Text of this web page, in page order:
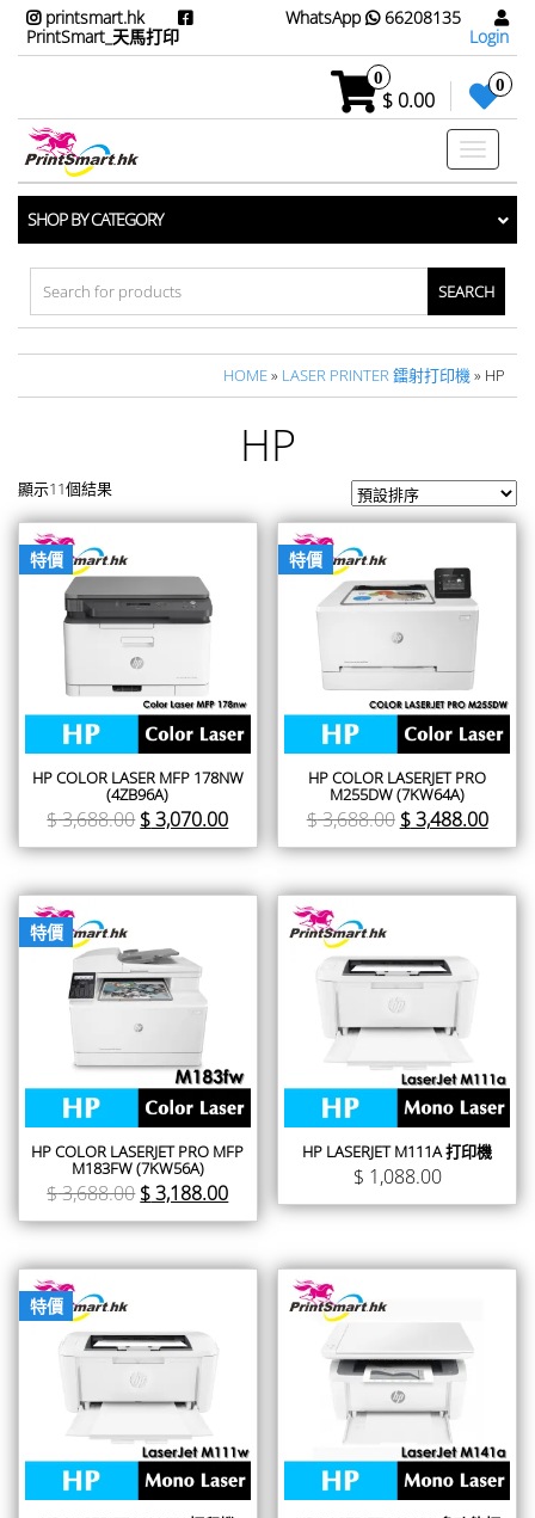
printsmart.hk
PrintSmart_天馬打印
WhatsApp
66208135
Login
0
$ 0.00
0
Toggle
SHOP BY CATEGORY
Search
for:
HOME» LASER PRINTER 鐳射打印機» HP
HP
顯示11個結果
特價
HP COLOR LASER MFP 178NW
(4ZB96A)
$3,688.00 $3,070.00
特價
HP COLOR LASERJET PRO
M255DW (7KW64A)
$3,688.00 $3,488.00
特價
HP COLOR LASERJET PRO MFP
M183FW (7KW56A)
$3,688.00 $3,188.00
HP LASERJET M111A 打印機
$ 1,088.00
特價